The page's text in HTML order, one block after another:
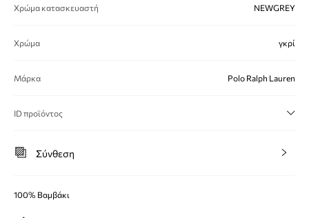
Χρώμα κατασκευαστή NEWGREY
Χρώμα γκρί
Μάρκα Polo Ralph Lauren
ID προϊόντος
Σύνθεση
100% Βαμβάκι